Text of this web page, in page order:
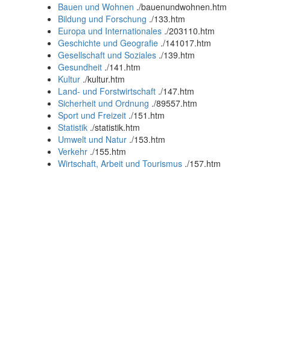
Bauen und Wohnen ./bauenundwohnen.htm
Bildung und Forschung ./133.htm
Europa und Internationales ./203110.htm
Geschichte und Geografie ./141017.htm
Gesellschaft und Soziales ./139.htm
Gesundheit ./141.htm
Kultur ./kultur.htm
Land- und Forstwirtschaft ./147.htm
Sicherheit und Ordnung ./89557.htm
Sport und Freizeit ./151.htm
Statistik ./statistik.htm
Umwelt und Natur ./153.htm
Verkehr ./155.htm
Wirtschaft, Arbeit und Tourismus ./157.htm